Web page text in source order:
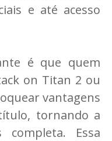
e até acesso
é que quem
on Titan 2 ou
vantagens
tornando a
completa. Essa